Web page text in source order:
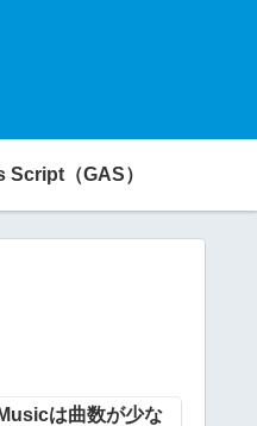
（GAS）
は曲数が少な